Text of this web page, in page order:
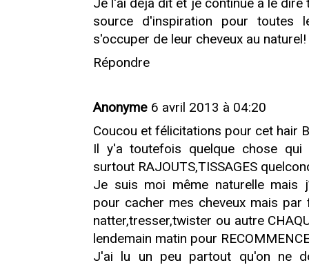
source d'inspiration pour toutes
s'occuper de leur cheveux au
Répondre
Anonyme 6 avril 2013 à 04:20
Coucou et félicitations pour cet hair
Il y'a toutefois quelque chose qui
surtout RAJOUTS,TISSAGES
Je suis moi même naturelle mais
pour cacher mes cheveux mais
natter,tresser,twister ou autre
lendemain matin pour
J'ai lu un peu partout qu'on ne